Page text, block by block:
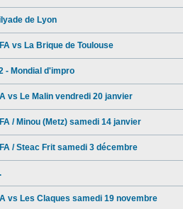
de Lyon
vs La Brique de Toulouse
- Mondial d'impro
vs Le Malin vendredi 20 janvier
/ Minou (Metz) samedi 14 janvier
/ Steac Frit samedi 3 décembre
vs Les Claques samedi 19 novembre